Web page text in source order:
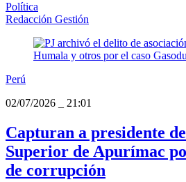
Política
Redacción Gestión
Perú
02/07/2026
21:01
Capturan a presidente
Superior de Apurímac
de corrupción